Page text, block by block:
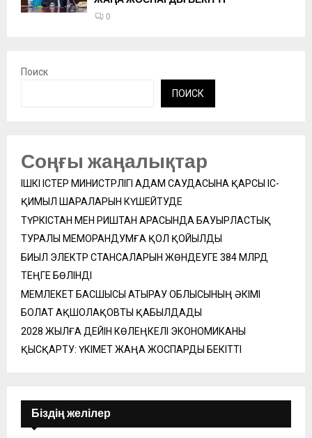
0
Поиск
ПОИСК
Соңғы жаңалықтар
ІШКІ ІСТЕР МИНИСТРЛІГІ АДАМ САУДАСЫНА ҚАРСЫ ІС-
ҚИМЫЛ ШАРАЛАРЫН КҮШЕЙТУДЕ
ТҮРКІСТАН МЕН РИШТАН АРАСЫНДА БАУЫРЛАСТЫҚ
ТУРАЛЫ МЕМОРАНДУМҒА ҚОЛ ҚОЙЫЛДЫ
БИЫЛ ЭЛЕКТР СТАНСАЛАРЫН ЖӨНДЕУГЕ 384 МЛРД
ТЕҢГЕ БӨЛІНДІ
МЕМЛЕКЕТ БАСШЫСЫ АТЫРАУ ОБЛЫСЫНЫҢ ӘКІМІ
БОЛАТ АҚШОЛАҚОВТЫ ҚАБЫЛДАДЫ
2028 ЖЫЛҒА ДЕЙІН КӨЛЕҢКЕЛІ ЭКОНОМИКАНЫ
ҚЫСҚАРТУ: ҮКІМЕТ ЖАҢА ЖОСПАРДЫ БЕКІТТІ
Біздің желілер